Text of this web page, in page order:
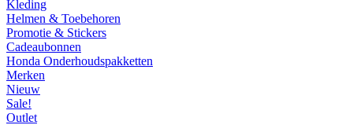
Kleding
Helmen & Toebehoren
Promotie & Stickers
Cadeaubonnen
Honda Onderhoudspakketten
Merken
Nieuw
Sale!
Outlet